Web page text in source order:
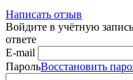
Написать отзыв
Войдите в учётную
ответе
E-mail
ПарольВосстановить